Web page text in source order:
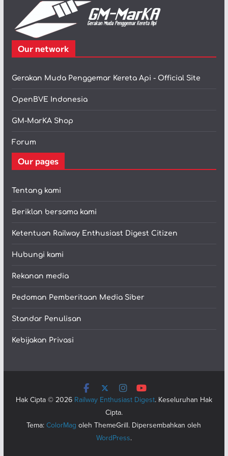
Our network
Gerakan Muda Penggemar Kereta Api - Official Site
OpenBVE Indonesia
GM-MarKA Shop
Forum
Our pages
Tentang kami
Beriklan bersama kami
Ketentuan Railway Enthusiast Digest Citizen
Hubungi kami
Rekanan media
Pedoman Pemberitaan Media Siber
Standar Penulisan
Kebijakan Privasi
Hak Cipta © 2026 Railway Enthusiast Digest. Keseluruhan Hak
Cipta.
Tema:ColorMag oleh ThemeGrill. Dipersembahkan oleh
WordPress.